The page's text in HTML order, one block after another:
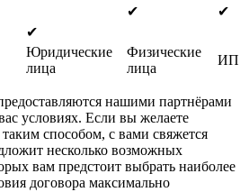
✔
✔
✔
Юридические
лица
Физические
лица
ИП
нашими партнёрами
условиях. Если вы желаете
способом, с вами свяжется
несколько возможных
вам предстоит выбрать наиболее
договора максимально